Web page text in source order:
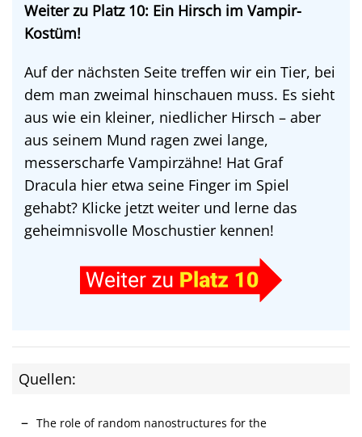
Weiter zu Platz 10: Ein Hirsch im Vampir-
Kostüm!
Auf der nächsten Seite treffen wir ein Tier, bei
dem man zweimal hinschauen muss. Es sieht
aus wie ein kleiner, niedlicher Hirsch – aber
aus seinem Mund ragen zwei lange,
messerscharfe Vampirzähne! Hat Graf
Dracula hier etwa seine Finger im Spiel
gehabt? Klicke jetzt weiter und lerne das
geheimnisvolle Moschustier kennen!
Quellen:
The role of random nanostructures for the